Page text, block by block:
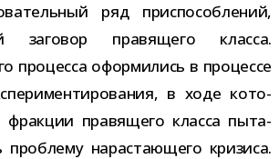
ряд при­спо­соб­ле­ний,
заго­вор пра­вя­щего класса.
про­цесса офор­ми­лись в про­цессе
в ходе кото­
фрак­ции пра­вя­щего класса пыта­
про­блему нарас­та­ю­щего кри­зиса.